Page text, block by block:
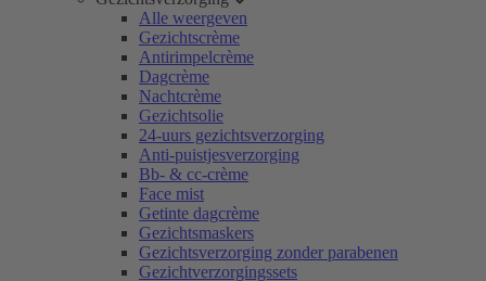
Alle weergeven
Gezichtscrème
Antirimpelcrème
Dagcrème
Nachtcrème
Gezichtsolie
24-uurs gezichtsverzorging
Anti-puistjesverzorging
Bb- & cc-crème
Face mist
Getinte dagcrème
Gezichtsmaskers
Gezichtsverzorging zonder parabenen
Gezichtverzorgingssets